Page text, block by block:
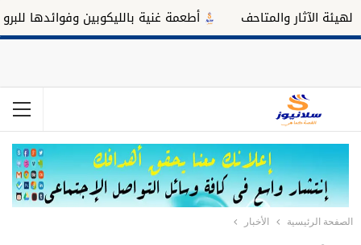
الآثار والمتاحف أطعمة غنية بالليكوبين وفوائدها
الصفحة الرئيسية الأخبار